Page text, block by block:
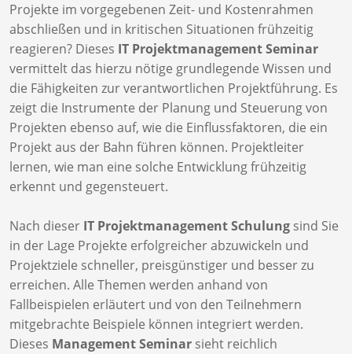
Projekte im vorgegebenen Zeit- und Kostenrahmen
abschließen und in kritischen Situationen frühzeitig
reagieren? Dieses IT Projektmanagement Seminar
vermittelt das hierzu nötige grundlegende Wissen und
die Fähigkeiten zur verantwortlichen Projektführung. Es
zeigt die Instrumente der Planung und Steuerung von
Projekten ebenso auf, wie die Einflussfaktoren, die ein
Projekt aus der Bahn führen können. Projektleiter
lernen, wie man eine solche Entwicklung frühzeitig
erkennt und gegensteuert.
Nach dieser IT Projektmanagement Schulung sind Sie
in der Lage Projekte erfolgreicher abzuwickeln und
Projektziele schneller, preisgünstiger und besser zu
erreichen. Alle Themen werden anhand von
Fallbeispielen erläutert und von den Teilnehmern
mitgebrachte Beispiele können integriert werden.
Dieses Management Seminar sieht reichlich